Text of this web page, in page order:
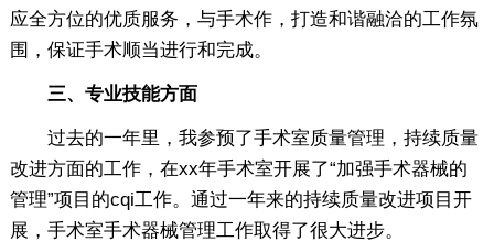
应全方位的优质服务，与手术作，打造和谐融洽的工作氛
围，保证手术顺当进行和完成。
三、专业技能方面
过去的一年里，我参预了手术室质量管理，持续质量
改进方面的工作，在xx年手术室开展了“加强手术器械的
管理”项目的cqi工作。通过一年来的持续质量改进项目开
展，手术室手术器械管理工作取得了很大进步。